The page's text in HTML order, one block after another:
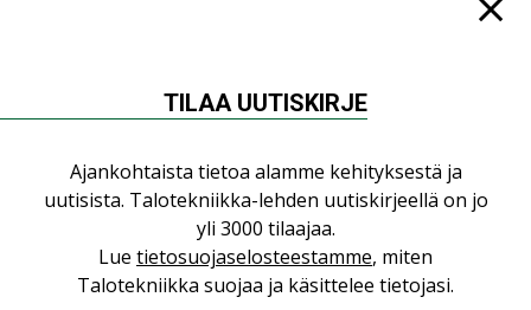
TILAA UUTISKIRJE
Ajankohtaista tietoa alamme kehityksestä ja
uutisista. Talotekniikka-lehden uutiskirjeellä on jo
yli 3000 tilaajaa.
Lue tietosuojaselosteestamme, miten
Talotekniikka suojaa ja käsittelee tietojasi.